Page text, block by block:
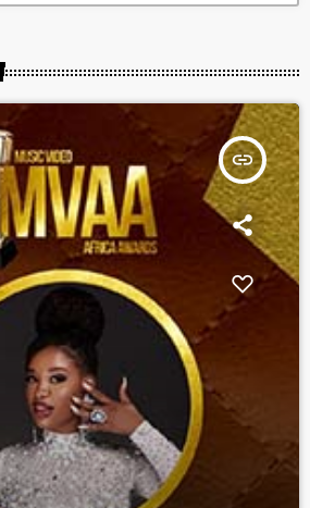
insert_link